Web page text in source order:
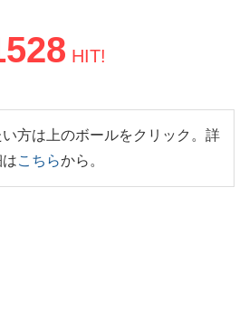
HIT!
方は上のボールをクリック。詳
こちらから。